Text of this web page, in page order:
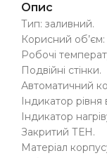
Опис
Тип: заливний.
Корисний об’єм:
Робочі
Подвійні стінки.
Автоматичний
Індикатор рівня
Індикатор
Закритий ТЕН.
Матеріал